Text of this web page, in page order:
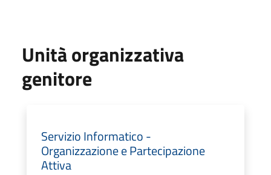
Unità organizzativa
genitore
Servizio Informatico -
Organizzazione e Partecipazione
Attiva